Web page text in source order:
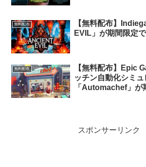
無料配布
【無料配布】
EVIL」が期間限定
無料配布
【無料配布】Epic
ッチン自動化シミ
「Automachef」が
スポンサーリンク